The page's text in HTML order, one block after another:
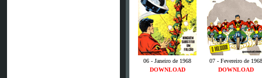
06 - Janeiro de 1968
07 - Fevereiro de 1968
DOWNLOAD
DOWNLOAD